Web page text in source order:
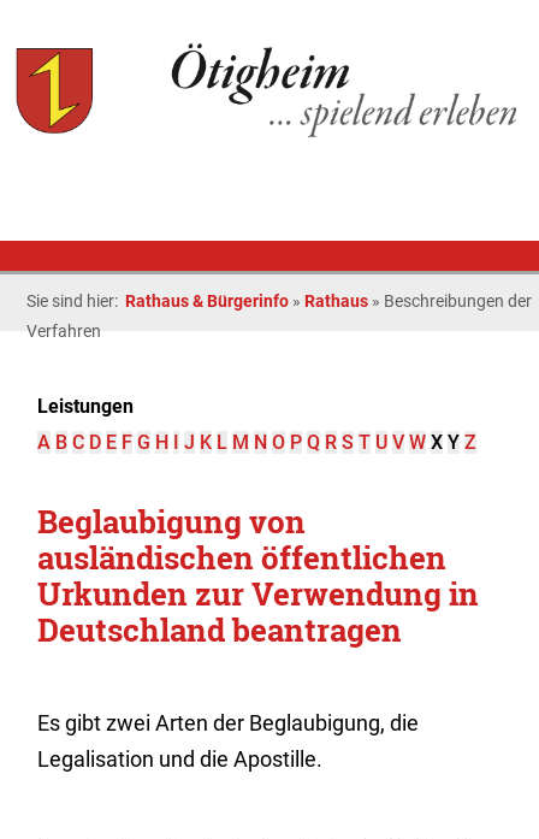
Sie sind hier: Rathaus & Bürgerinfo » Rathaus » Beschreibungen der
Verfahren
Leistungen
A B C D E F G H I J K L M N O P Q R S T U V W X Y Z
Beglaubigung von
ausländischen öffentlichen
Urkunden zur Verwendung in
Deutschland beantragen
Es gibt zwei Arten der Beglaubigung, die
Legalisation und die Apostille.